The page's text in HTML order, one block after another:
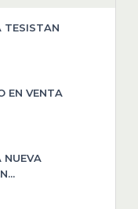
TESISTAN
EN VENTA
NUEVA